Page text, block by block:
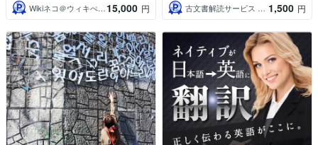
Wikiネコ＠ウィキぺディアの専門家 15,000 円
古文書解読サービス 羊雲庵
1,500 円